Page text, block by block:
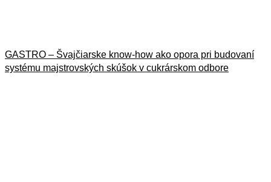
GASTRO – Švajčiarske know-how ako opora pri budovaní
systému majstrovských skúšok v cukrárskom odbore